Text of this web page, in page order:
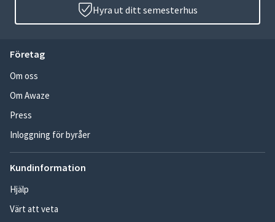
Hyra ut ditt semesterhus
Företag
Om oss
Om Awaze
Press
Inloggning för byråer
Kundinformation
Hjälp
Värt att veta